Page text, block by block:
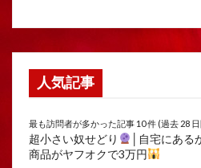
人気記事
最も訪問者が多かった記事 10 件 (過去 28
超小さい奴せどり
│自宅にあ
商品がヤフオクで3万円